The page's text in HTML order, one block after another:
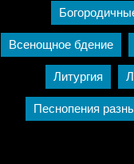
Всенощное бдение
Литургия
Песнопения